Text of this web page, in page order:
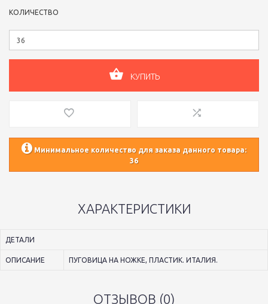
КОЛИЧЕСТВО
КУПИТЬ
Минимальное количество для заказа данного товара:
36
ХАРАКТЕРИСТИКИ
ДЕТАЛИ
ОПИСАНИЕ ПУГОВИЦА НА НОЖКЕ, ПЛАСТИК. ИТАЛИЯ.
ОТЗЫВОВ (0)